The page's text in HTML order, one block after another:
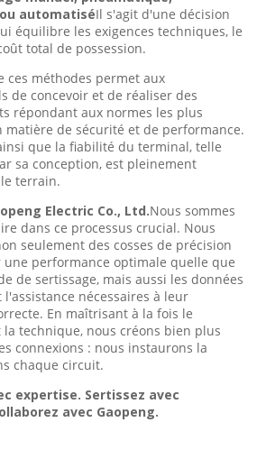
automatiséIl s'agit d'une décision
équilibre les exigences techniques, le
total de possession.
ces méthodes permet aux
de concevoir et de réaliser des
répondant aux normes les plus
matière de sécurité et de performance.
que la fiabilité du terminal, telle
sa conception, est pleinement
terrain.
Electric Co., Ltd.Nous sommes
dans ce processus crucial. Nous
seulement des cosses de précision
une performance optimale quelle que
de sertissage, mais aussi les données
nécessaires à leur
En maîtrisant à la fois le
la technique, nous créons bien plus
connexions : nous instaurons la
chaque circuit.
expertise. Sertissez avec
avec Gaopeng.